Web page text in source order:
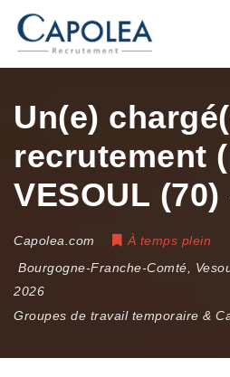
Un(e)
recrutement
VESOUL (70)
Capolea.com
À temps plein
Bourgogne-Franche-Comté
2026
Groupes de travail temporaire &